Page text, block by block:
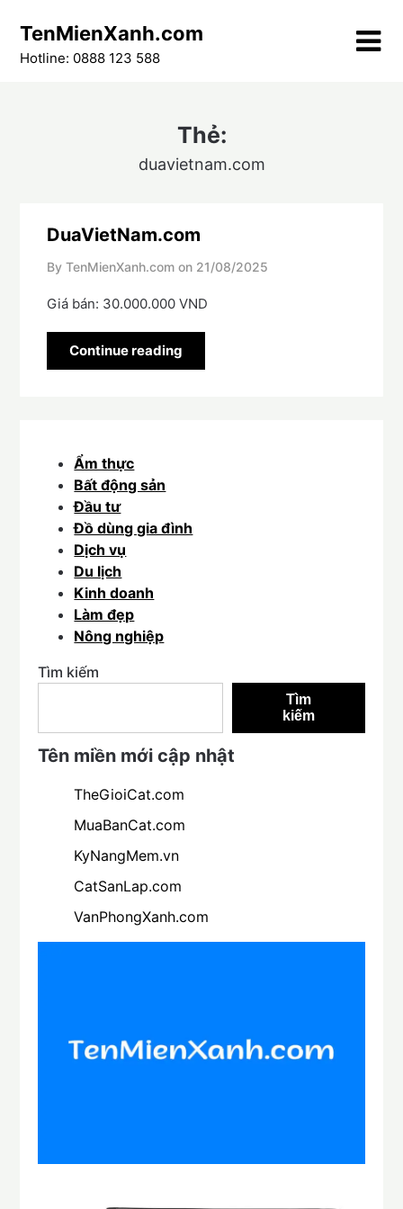
content
TenMienXanh.com
Hotline: 0888 123 588
Thẻ:
duavietnam.com
DuaVietNam.com
By TenMienXanh.com on 21/08/2025
Giá bán: 30.000.000 VND
Continue reading
Ẩm thực
Bất động sản
Đầu tư
Đồ dùng gia đình
Dịch vụ
Du lịch
Kinh doanh
Làm đẹp
Nông nghiệp
Tìm kiếm
Tìm
kiếm
Tên miền mới cập nhật
TheGioiCat.com
MuaBanCat.com
KyNangMem.vn
CatSanLap.com
VanPhongXanh.com